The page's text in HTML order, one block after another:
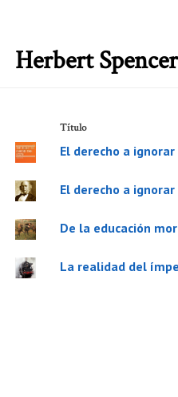
Herbert Spencer
Título
El derecho a
El derecho a
De la educación
La realidad del